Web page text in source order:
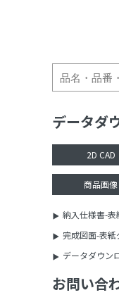
データダ
2D CAD
商品画像
納入仕様書-表
完成図面-表紙
データダウン
お問い合